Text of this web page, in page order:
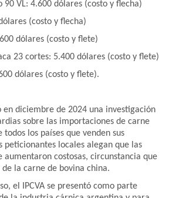
VL: 4.600 dólares (costo y flecha)
(costo y flecha)
dólares (costo y flete)
23 cortes: 5.400 dólares (costo y flete)
dólares (costo y flete).
en diciembre de 2024 una investigación
sobre las importaciones de carne
los países que venden sus
peticionantes locales alegan que las
aumentaron costosas, circunstancia que
la carne de bovina china.
el IPCVA se presentó como parte